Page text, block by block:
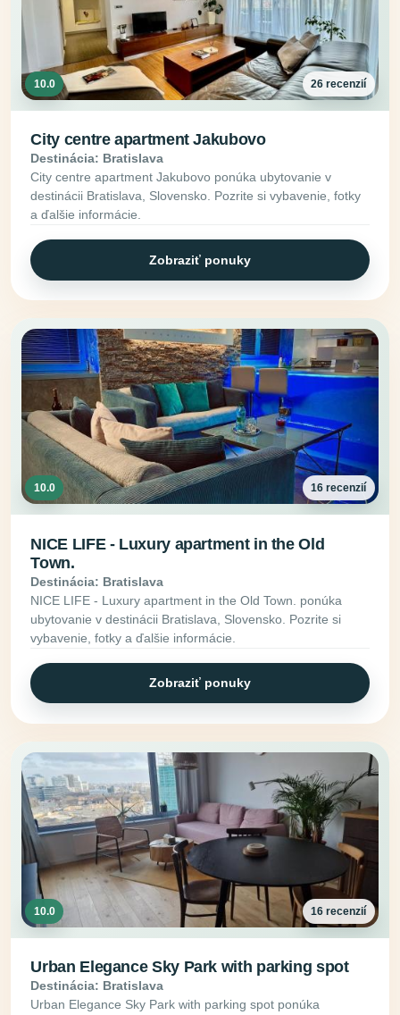
10.0 26 recenzií
City centre apartment Jakubovo
Destinácia: Bratislava
City centre apartment Jakubovo ponúka ubytovanie v
destinácii Bratislava, Slovensko. Pozrite si vybavenie, fotky
a ďalšie informácie.
Zobraziť ponuky
10.0 16 recenzií
NICE LIFE - Luxury apartment in the Old
Town.
Destinácia: Bratislava
NICE LIFE - Luxury apartment in the Old Town. ponúka
ubytovanie v destinácii Bratislava, Slovensko. Pozrite si
vybavenie, fotky a ďalšie informácie.
Zobraziť ponuky
10.0 16 recenzií
Urban Elegance Sky Park with parking spot
Destinácia: Bratislava
Urban Elegance Sky Park with parking spot ponúka